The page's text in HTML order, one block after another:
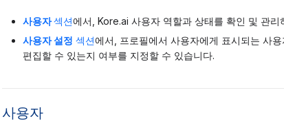
사용자섹션에서, Kore.ai 사용자 역할과 상태를 확인 및 관
사용자 설정 섹션에서, 프로필에서 사용자에게 표시되는 사
편집할 수 있는지 여부를 지정할 수 있습니다.
사용자